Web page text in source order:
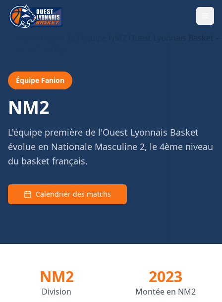
Équipe Fanion
NM2
L'équipe première de l'Ouest Lyonnais Basket
évolue en Nationale Masculine 2, le 4ème niveau
du basket français.
Calendrier des matchs
NM2
Division
2023
Montée en NM2